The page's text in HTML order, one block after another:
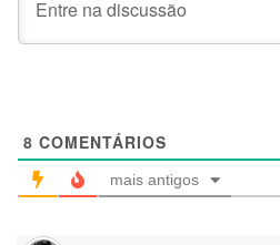
8 COMENTÁRIOS
mais antigos